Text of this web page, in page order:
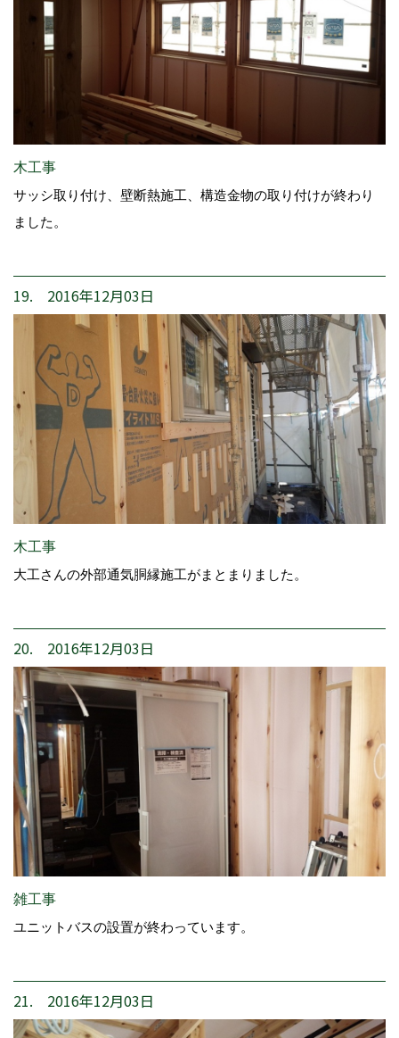
木工事
サッシ取り付け、壁断熱施工、構造金物の取り付けが終わり
ました。
19. 2016年12月03日
木工事
大工さんの外部通気胴縁施工がまとまりました。
20. 2016年12月03日
雑工事
ユニットバスの設置が終わっています。
21. 2016年12月03日